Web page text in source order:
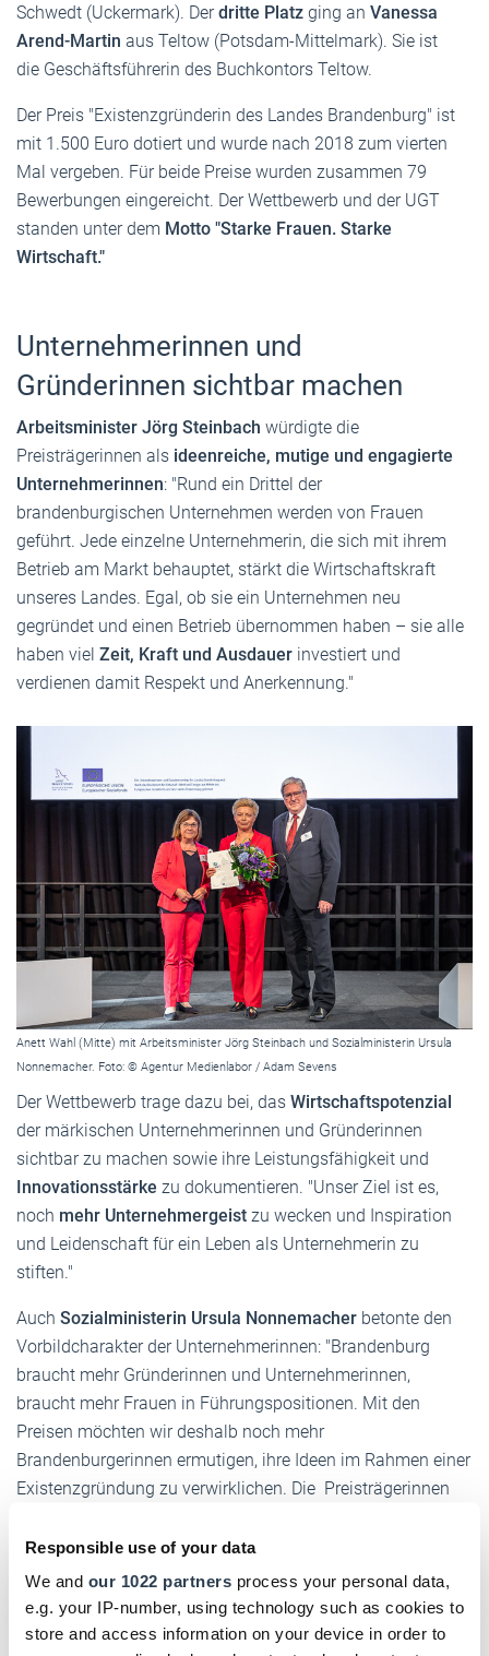
Responsible use of your data
We and our 1022 partners process your personal data,
e.g. your IP-number, using technology such as cookies to
store and access information on your device in order to
Schwedt (Uckermark). Derdritte Platz ging an Vanessa
Arend-Martin aus Teltow (Potsdam-Mittelmark). Sie ist
die Geschäftsführerin des Buchkontors Teltow.
Der Preis "Existenzgründerin des Landes Brandenburg" ist
mit 1.500 Euro dotiert und wurde nach 2018 zum vierten
Mal vergeben. Für beide Preise wurden zusammen 79
Bewerbungen eingereicht. Der Wettbewerb und der UGT
standen unter dem Motto "Starke Frauen. Starke
Wirtschaft."
Unternehmerinnen und
Gründerinnen sichtbar machen
Arbeitsminister Jörg Steinbach würdigte die
Preisträgerinnen als ideenreiche, mutige und engagierte
Unternehmerinnen: "Rund ein Drittel der
brandenburgischen Unternehmen werden von Frauen
geführt. Jede einzelne Unternehmerin, die sich mit ihrem
Betrieb am Markt behauptet, stärkt die Wirtschaftskraft
unseres Landes. Egal, ob sie ein Unternehmen neu
gegründet und einen Betrieb übernommen haben – sie alle
haben viel Zeit, Kraft und Ausdauer investiert und
verdienen damit Respekt und Anerkennung."
Anett Wahl (Mitte) mit Arbeitsminister Jörg Steinbach und Sozialministerin Ursula
Nonnemacher. Foto: © Agentur Medienlabor / Adam Sevens
Der Wettbewerb trage dazu bei, das Wirtschaftspotenzial
der märkischen Unternehmerinnen und Gründerinnen
sichtbar zu machen sowie ihre Leistungsfähigkeit und
Innovationsstärke zu dokumentieren. "Unser Ziel ist es,
noch mehr Unternehmergeist zu wecken und Inspiration
und Leidenschaft für ein Leben als Unternehmerin zu
stiften."
Auch Sozialministerin Ursula Nonnemacher betonte den
Vorbildcharakter der Unternehmerinnen: "Brandenburg
braucht mehr Gründerinnen und Unternehmerinnen,
braucht mehr Frauen in Führungspositionen. Mit den
Preisen möchten wir deshalb noch mehr
Brandenburgerinnen ermutigen, ihre Ideen im Rahmen einer
Existenzgründung zu verwirklichen. Die Preisträgerinnen
unterschiedlichsten Branchen sind."
Bewerben konnten sich Unternehmerinnen, die